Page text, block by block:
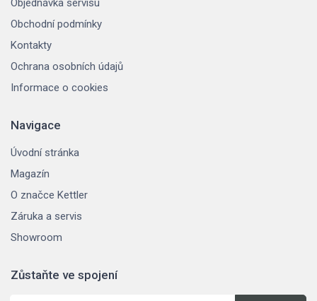
Objednávka servisu
Obchodní podmínky
Kontakty
Ochrana osobních údajů
Informace o cookies
Navigace
Úvodní stránka
Magazín
O značce Kettler
Záruka a servis
Showroom
Zůstaňte ve spojení